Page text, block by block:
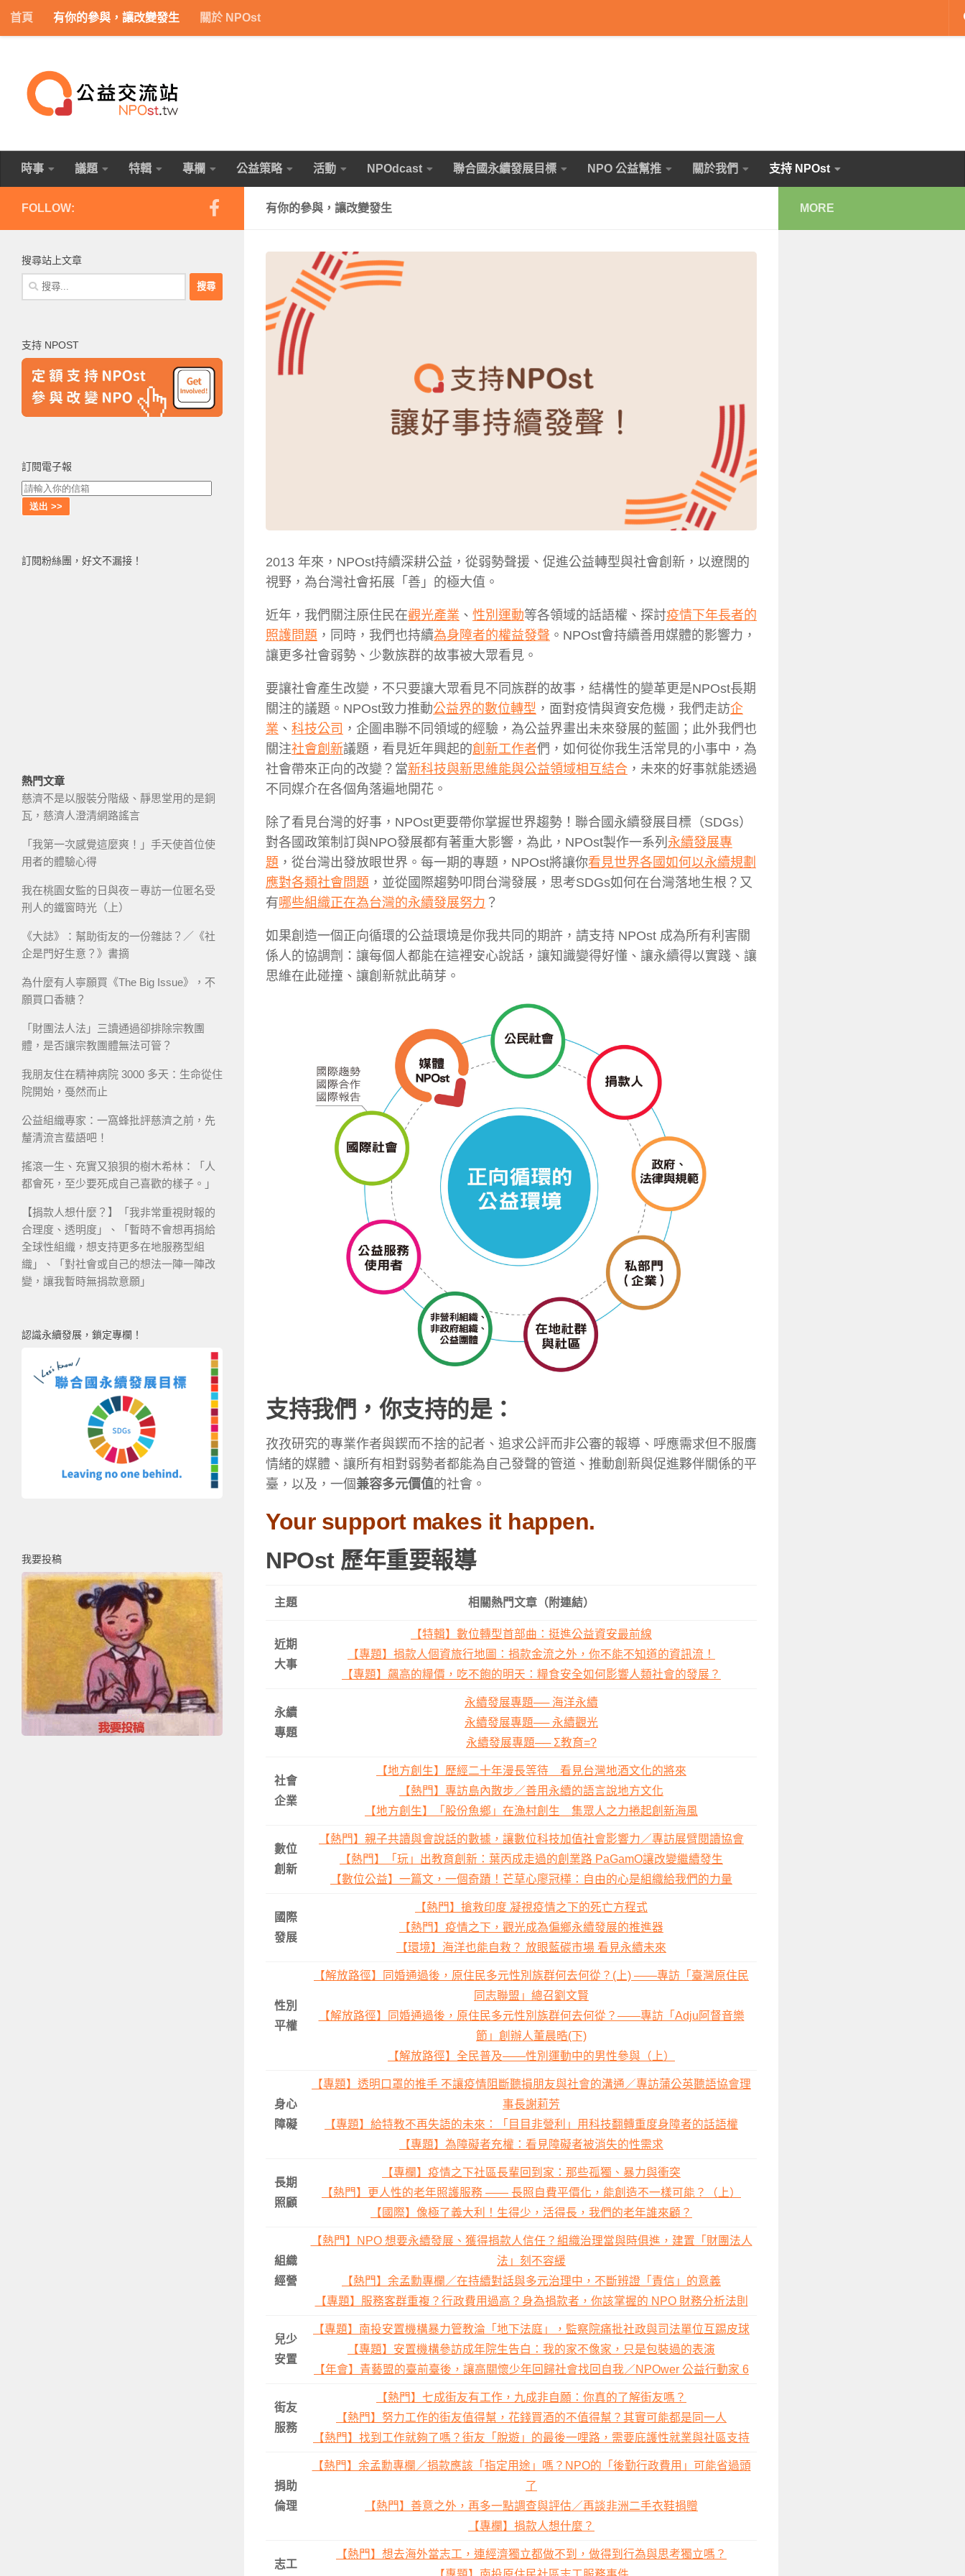
Skip to content
首頁 有你的參與，讓改變發生 關於 NPOst
時事 議題 特輯 專欄 公益策略 活動 NPOdcast 聯合國永續發展目標 NPO 公益幫推 關於我們 支持 NPOst
有你的參與，讓改變發生
2013 年來， NPOst持續深耕公益，從弱勢聲援、促進公益轉型與社會創新，以遼闊的
視野，為台灣社會拓展「善」的極大值。
近年，我們關注原住民在觀光產業 、 性別運動等各領域的話語權、探討疫情下年長者的
照護問題 ，同時，我們也持續為身障者的權益發聲 。NPOst會持續善用媒體的影響力，
讓更多社會弱勢、少數族群的故事被大眾看見。
要讓社會產生改變，不只要讓大眾看見不同族群的故事，結構性的變革更是NPOst長期
關注的議題。NPOst致力推動公益界的數位轉型 ，面對疫情與資安危機，我們走訪企
業 、 科技公司 ，企圖串聯不同領域的經驗，為公益界畫出未來發展的藍圖；此外我們也
關注社會創新議題，看見近年興起的創新工作者們，如何從你我生活常見的小事中，為
社會帶來正向的改變？當新科技與新思維能與公益領域相互結合 ，未來的好事就能透過
不同媒介在各個角落遍地開花。
除了看見台灣的好事，NPOst更要帶你掌握世界趨勢！聯合國永續發展目標（SDGs）
對各國政策制訂與NPO發展都有著重大影響，為此，NPOst製作一系列 永續發展專
題 ，從台灣出發放眼世界。每一期的專題，NPOst將讓你看見世界各國如何以永續規劃
應對各類社會問題 ，並從國際趨勢叩問台灣發展，思考SDGs如何在台灣落地生根？又
有哪些組織正在為台灣的永續發展努力 ？
如果創造一個正向循環的公益環境是你我共同的期許，請支持 NPOst 成為所有利害關
係人的協調劑：讓每個人都能在這裡安心說話，讓知識變得好懂、讓永續得以實踐、讓
思維在此碰撞、讓創新就此萌芽。
支持我們，你支持的是：
孜孜研究的專業作者與鍥而不捨的記者、追求公評而非公審的報導、呼應需求但不服膺
情緒的媒體、讓所有相對弱勢者都能為自己發聲的管道、推動創新與促進夥伴關係的平
臺，以及，一個兼容多元價值的社會。
Your support makes it happen.
NPOst 歷年重要報導
主題 相關熱門文章（附連結）
近期
大事
【特輯】數位轉型首部曲：挺進公益資安最前線
【專題】捐款人個資旅行地圖：捐款金流之外，你不能不知道的資訊流！
【專題】飆高的糧價，吃不飽的明天：糧食安全如何影響人類社會的發展？
永續
專題
永續發展專題── 海洋永續
永續發展專題── 永續觀光
永續發展專題── Σ教育=?
社會
企業
【地方創生】歷經二十年漫長等待 看見台灣地酒文化的將來
【熱門】專訪島內散步／善用永續的語言說地方文化
【地方創生】「股份魚鄉」在漁村創生 集眾人之力捲起創新海風
數位
創新
【熱門】親子共讀與會說話的數據，讓數位科技加值社會影響力／專訪展臂閱讀協會
【熱門】「玩」出教育創新：葉丙成走過的創業路 PaGamO讓改變繼續發生
【數位公益】一篇文，一個奇蹟！芒草心廖冠樺：自由的心是組織給我們的力量
國際
發展
【熱門】搶救印度 凝視疫情之下的死亡方程式
【熱門】疫情之下，觀光成為偏鄉永續發展的推進器
【環境】海洋也能自救？ 放眼藍碳市場 看見永續未來
性別
平權
【解放路徑】同婚通過後，原住民多元性別族群何去何從？(上) ——專訪「臺灣原住民
同志聯盟」總召劉文賢
【解放路徑】同婚通過後，原住民多元性別族群何去何從？——專訪「Adju阿督音樂
節」創辦人董晨晧(下)
【解放路徑】全民普及——性別運動中的男性參與（上）
身心
障礙
【專題】透明口罩的推手 不讓疫情阻斷聽損朋友與社會的溝通／專訪蒲公英聽語協會理
事長謝莉芳
【專題】給特教不再失語的未來：「目目非營利」用科技翻轉重度身障者的話語權
【專題】為障礙者充權：看見障礙者被消失的性需求
長期
照顧
【專欄】疫情之下社區長輩回到家：那些孤獨、暴力與衝突
【熱門】更人性的老年照護服務 —— 長照自費平價化，能創造不一樣可能？（上）
【國際】像極了義大利！生得少，活得長，我們的老年誰來顧？
組織
經營
【熱門】NPO 想要永續發展、獲得捐款人信任？組織治理當與時俱進，建置「財團法人
法」刻不容緩
【熱門】余孟勳專欄／在持續對話與多元治理中，不斷辨證「責信」的意義
【專題】服務客群重複？行政費用過高？身為捐款者，你該掌握的 NPO 財務分析法則
兒少
安置
【專題】南投安置機構暴力管教淪「地下法庭」，監察院痛批社政與司法單位互踢皮球
【專題】安置機構參訪成年院生告白：我的家不像家，只是包裝過的表演
【年會】青藝盟的臺前臺後，讓高關懷少年回歸社會找回自我／NPOwer 公益行動家 6
街友
服務
【熱門】七成街友有工作，九成非自願：你真的了解街友嗎？
【熱門】努力工作的街友值得幫，花錢買酒的不值得幫？其實可能都是同一人
【熱門】找到工作就夠了嗎？街友「脫遊」的最後一哩路，需要庇護性就業與社區支持
捐助
倫理
【熱門】余孟勳專欄／捐款應該「指定用途」嗎？NPO的「後勤行政費用」可能省過頭
了
【熱門】善意之外，再多一點調查與評估／再談非洲二手衣鞋捐贈
【專欄】捐款人想什麼？
志工
【熱門】想去海外當志工，連經濟獨立都做不到，做得到行為與思考獨立嗎？
FOLLOW:
搜尋站上文章
搜
尋
字:
支持 NPOST
訂閱電子報
訂閱粉絲團，好文不漏接！
熱門文章
慈濟不是以服裝分階級、靜思堂用的是銅
瓦，慈濟人澄清網路謠言
「我第一次感覺這麼爽！」手天使首位使
用者的體驗心得
我在桃園女監的日與夜－專訪一位匿名受
刑人的鐵窗時光（上）
《大誌》：幫助街友的一份雜誌？／《社
企是門好生意？》書摘
為什麼有人寧願買《The Big Issue》，不
願買口香糖？
「財團法人法」三讀通過卻排除宗教團
體，是否讓宗教團體無法可管？
我朋友住在精神病院 3000 多天：生命從住
院開始，戞然而止
公益組織專家：一窩蜂批評慈濟之前，先
釐清流言蜚語吧！
搖滾一生、充實又狼狽的樹木希林：「人
都會死，至少要死成自己喜歡的樣子。」
【捐款人想什麼？】「我非常重視財報的
合理度、透明度」、「暫時不會想再捐給
全球性組織，想支持更多在地服務型組
織」、「對社會或自己的想法一陣一陣改
變，讓我暫時無捐款意願」
認識永續發展，鎖定專欄！
我要投稿
MORE